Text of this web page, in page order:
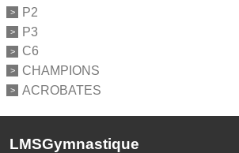
P2
P3
C6
CHAMPIONS
ACROBATES
LMSGymnastique